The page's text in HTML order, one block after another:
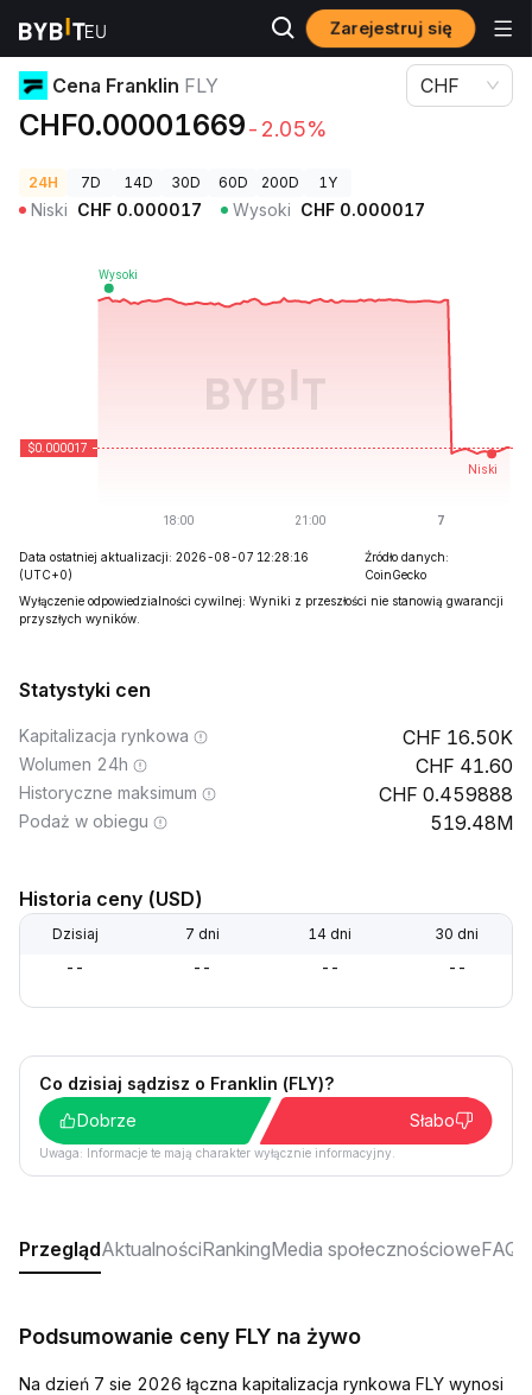
Zarejestruj się
Ceny kryptowalut Cena Franklin FLY
Cena Franklin FLY
CHF0.00001669-2.05%
CHF
24H 7D 14D 30D 60D 200D 1Y
Niski CHF 0.000017 Wysoki CHF 0.000017
Data ostatniej aktualizacji: 2026-08-07 12:28:16
(UTC+0)
Źródło danych:
CoinGecko
Wyłączenie odpowiedzialności cywilnej: Wyniki z przeszłości nie stanowią gwarancji
przyszłych wyników.
Statystyki cen
Kapitalizacja rynkowa 16.50K
Wolumen 24h 41.60
Historyczne maksimum 0.459888
Podaż w obiegu 519.48M
Historia ceny (USD)
Dzisiaj 7 dni 14 dni 30 dni
-- -- -- --
Co dzisiaj sądzisz o Franklin (FLY)?
Dobrze
Słabo
Uwaga: Informacje te mają charakter wyłącznie informacyjny.
PrzeglądAktualnościRankingMedia społecznościoweFAQ
Podsumowanie ceny FLY na żywo
Na dzień 7 sie 2026 łączna kapitalizacja rynkowa FLY wynosi